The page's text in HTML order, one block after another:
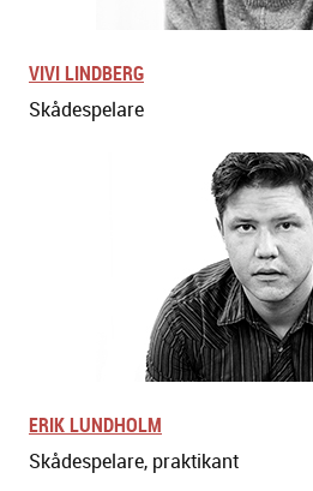
VIVI LINDBERG
Skådespelare
ERIK LUNDHOLM
Skådespelare, praktikant